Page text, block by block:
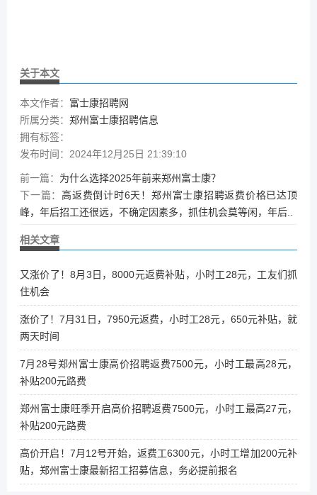
关于本文
本文作者： 富士康招聘网
所属分类： 郑州富士康招聘信息
拥有标签：
发布时间：2024年12月25日 21:39:10
前一篇： 为什么选择2025年前来郑州富士康？
下一篇：高返费倒计时6天！郑州富士康招聘返费价格已达顶
峰，年后招工还很远，不确定因素多，抓住机会莫等闲，年后..
相关文章
又涨价了！8月3日，8000元返费补贴，小时工28元，工友们抓
住机会
涨价了！7月31日，7950元返费，小时工28元，650元补贴，就
两天时间
7月28号郑州富士康高价招聘返费7500元，小时工最高28元，
补贴200元路费
郑州富士康旺季开启高价招聘返费7500元，小时工最高27元，
补贴200元路费
高价开启！7月12号开始，返费工6300元，小时工增加200元补
贴，郑州富士康最新招工招募信息，务必提前报名